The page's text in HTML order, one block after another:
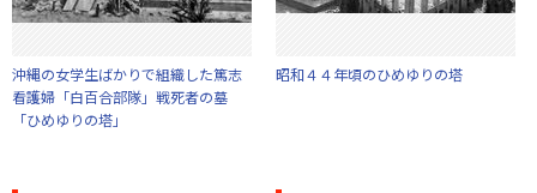
沖縄の女学生ばかりで組織した篤志
看護婦「白百合部隊」戦死者の墓
「ひめゆりの塔」
昭和４４年頃のひめゆりの塔